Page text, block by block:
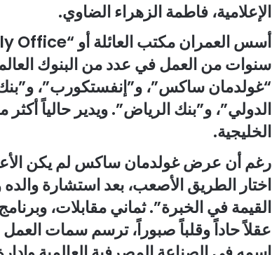
الإعلامية، فاطمة الزهراء الضاوي.
سنوات من العمل في عدد من البنوك
“غولدمان ساكس”، و”إنفستكورب”، و”بنك
الدولي”، و”بنك الرياض”. ويدير حالياً
الخليجية.
رغم أن عرض غولدمان ساكس لم يكن
اختار الطريق الأصعب، بعد استشارة
القيمة في الخبرة”. ثماني مقابلات،
عقلاً حاداً وقلباً صبوراً، ترسم سمات